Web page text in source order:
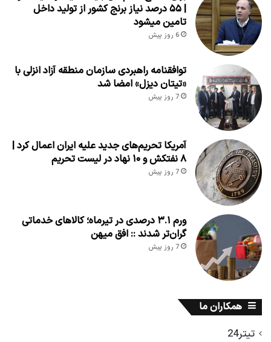
| ۵۵ درصد نیاز برنج کشور از تولید داخل
تامین میشود
6 روز پیش
توافقنامه راهبردی سازمان منطقه آزاد انزلی با
«تیتان دیزل» امضا شد
7 روز پیش
آمریکا تحریم‌های جدید علیه ایران اعمال کرد |
۸ نفتکش و ۱۰ نهاد در لیست تحریم
7 روز پیش
ورم ۳.۱ درصدی در تیرماه؛ کالاهای خدماتی
گران‌تر شدند :: افق میهن
7 روز پیش
همکاران ما
تیتر24